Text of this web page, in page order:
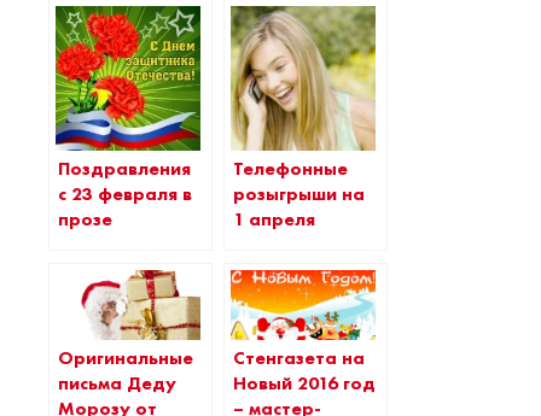
Поздравления
с 23 февраля в
прозе
Телефонные
розыгрыши на
1 апреля
Оригинальные
письма Деду
Морозу от
Стенгазета на
Новый 2016 год
– мастер-